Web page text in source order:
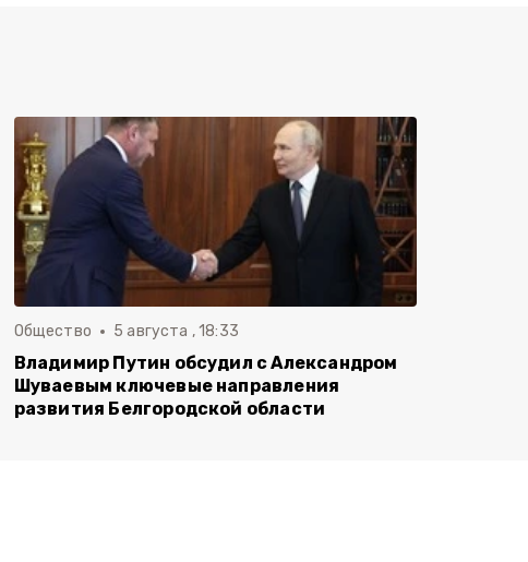
Общество 5 августа , 18:33
Владимир Путин обсудил с Александром
Шуваевым ключевые направления
развития Белгородской области